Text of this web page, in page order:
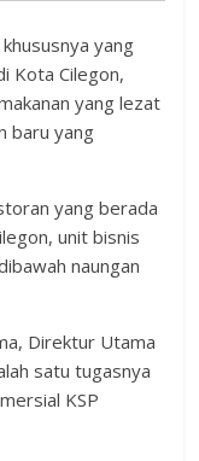
yang
Kota Cilegon,
yang lezat
baru yang
yang berada
unit bisnis
naungan
Direktur Utama
satu tugasnya
KSP